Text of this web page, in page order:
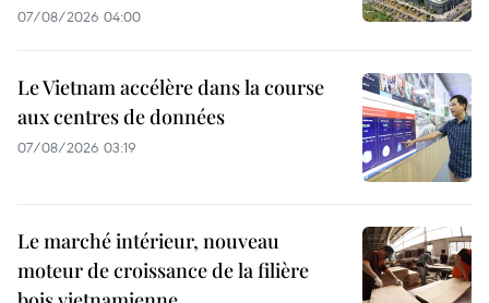
07/08/2026 04:00
Le Vietnam accélère dans la course
aux centres de données
07/08/2026 03:19
Le marché intérieur, nouveau
moteur de croissance de la filière